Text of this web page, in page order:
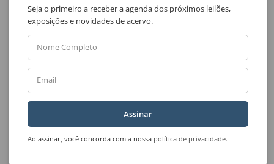
Seja o primeiro a receber a agenda dos próximos leilões,
exposições e novidades de acervo.
Nome Completo
Email
Assinar
Ao assinar, você concorda com a nossa política de privacidade.